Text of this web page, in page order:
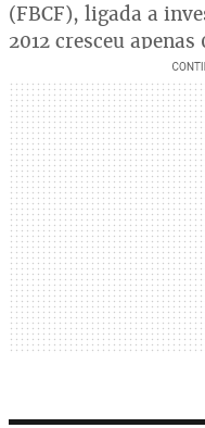
(FBCF), ligada a
2012 cresceu apenas